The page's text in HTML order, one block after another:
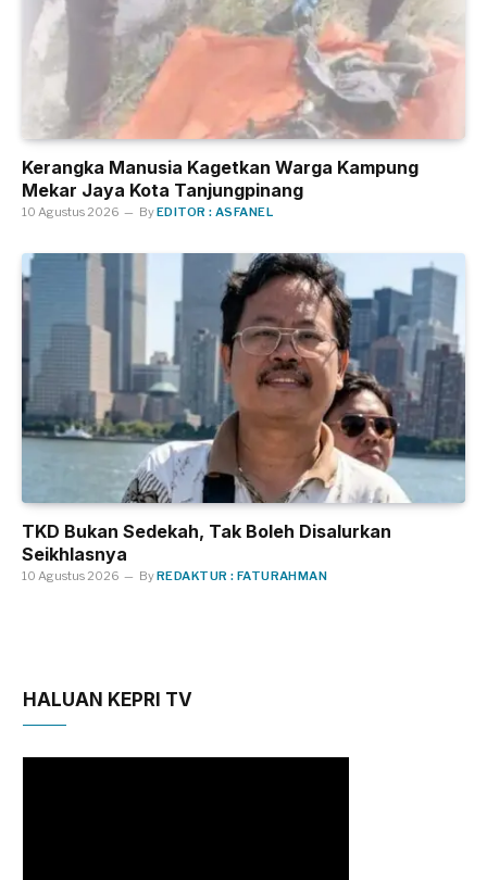
Kerangka Manusia Kagetkan Warga Kampung
Mekar Jaya Kota Tanjungpinang
10 Agustus 2026 ByEDITOR : ASFANEL
TKD Bukan Sedekah, Tak Boleh Disalurkan
Seikhlasnya
10 Agustus 2026 ByREDAKTUR : FATURAHMAN
HALUAN KEPRI TV